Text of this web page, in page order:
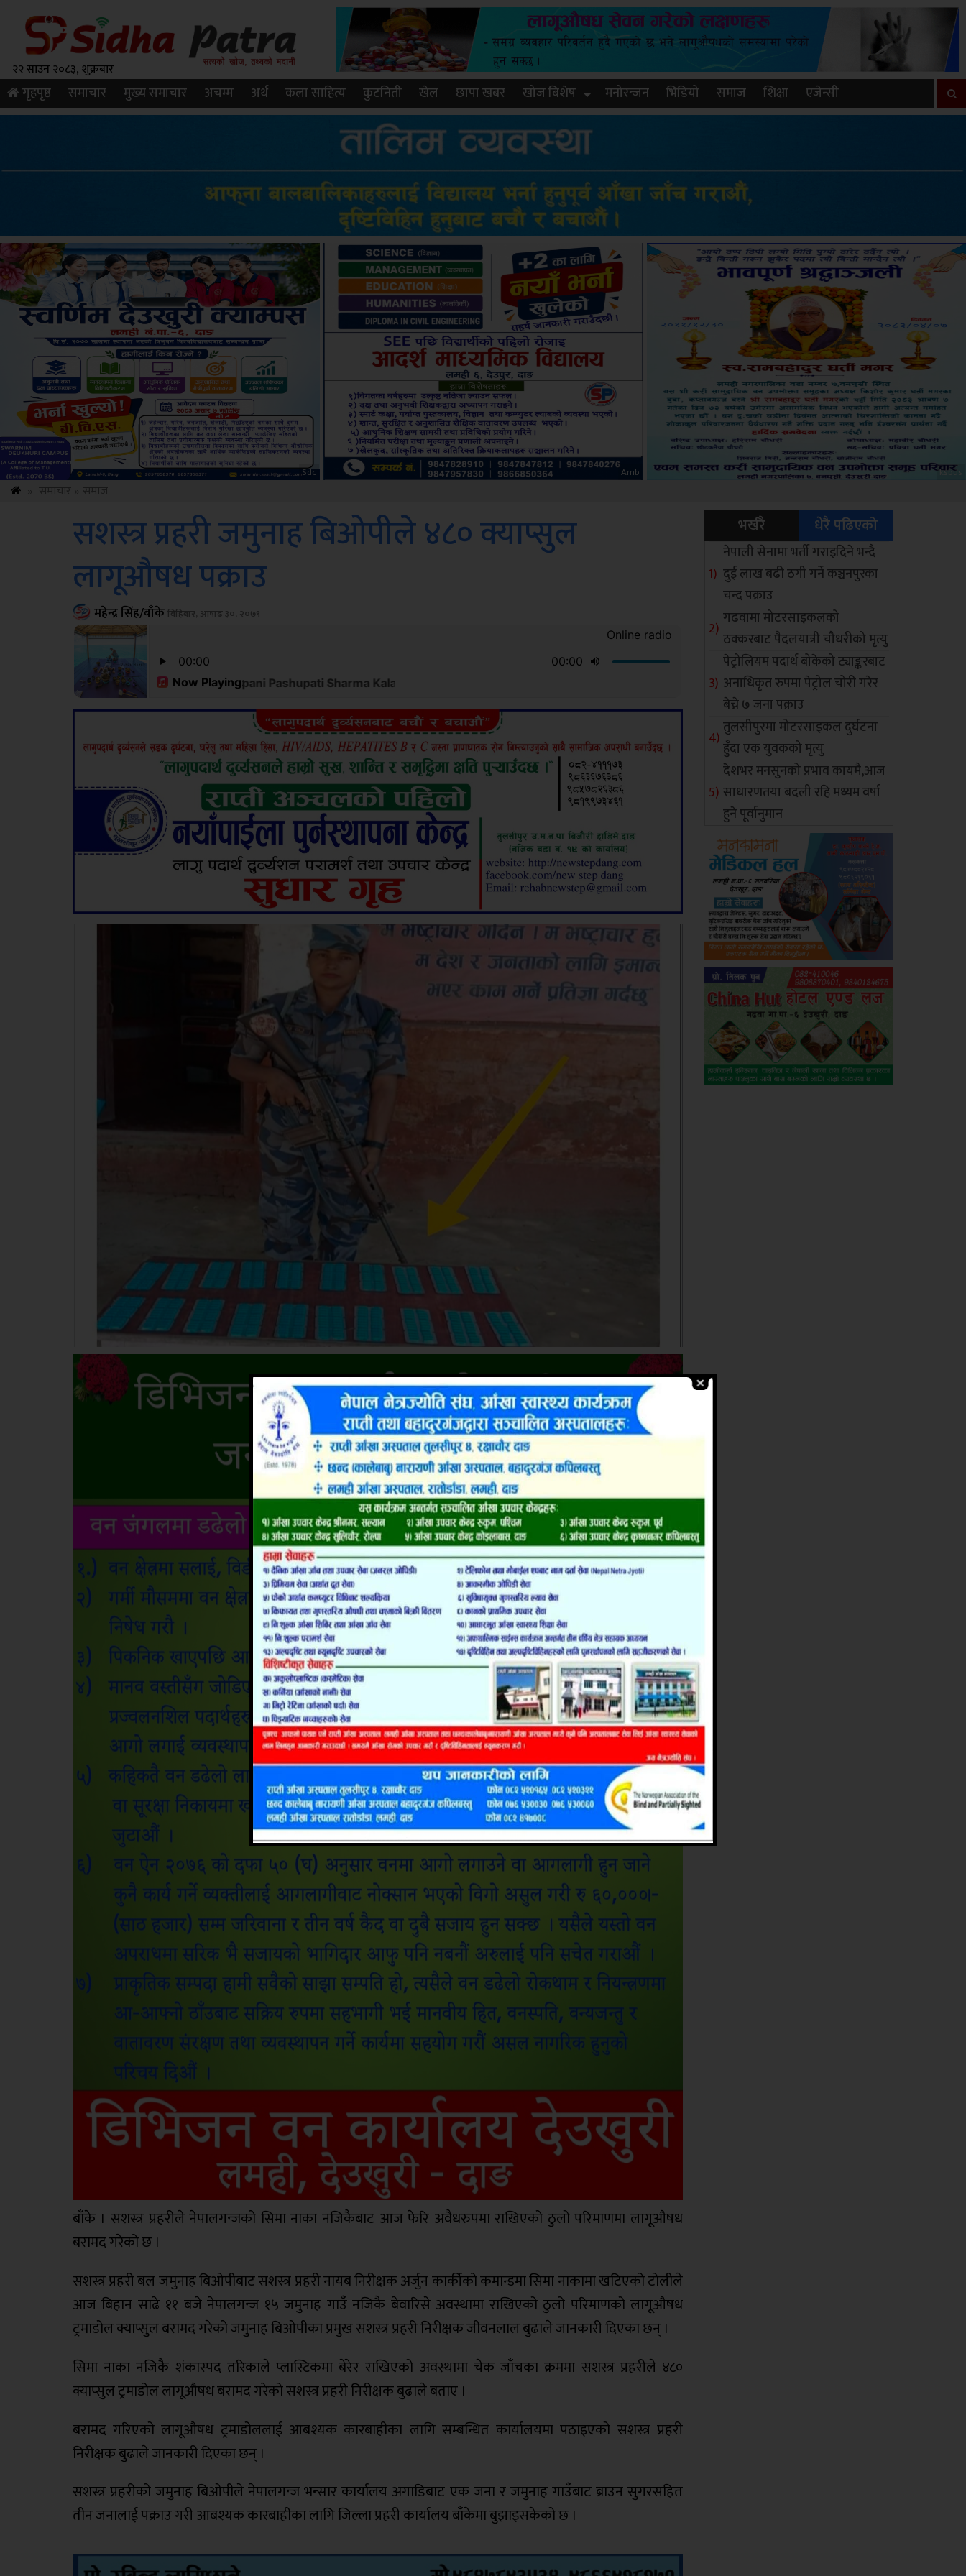
२२ साउन २०८३, शुक्रबार
गृहपृष्ठ समाचार मुख्य समाचार अचम्म अर्थ कला साहित्य कुटनिती खेल छापा खबर खोज बिशेष मनोरन्जन भिडियो समाज शिक्षा एजेन्सी
Amb ksbus Sdc
सशस्त्र प्रहरी जमुनाह बिओपीले ४८० क्याप्सुल
लागूऔषध पक्राउ
महेन्द्र सिंह/बाँकेबिहिबार, आषाढ ३०, २०७९
बाँके । सशस्त्र प्रहरीले नेपालगन्जको सिमा नाका नजिकैबाट आज फेरि अवैधरुपमा राखिएको ठुलो परिमाणमा लागूऔषध
बरामद गरेको छ ।
सशस्त्र प्रहरी बल जमुनाह बिओपीबाट सशस्त्र प्रहरी नायब निरीक्षक अर्जुन कार्कीको कमान्डमा सिमा नाकामा खटिएको टोलीले
आज बिहान साढे ११ बजे नेपालगन्ज १५ जमुनाह गाउँ नजिकै बेवारिसे अवस्थामा राखिएको ठुलो परिमाणको लागूऔषध
ट्रमाडोल क्याप्सुल बरामद गरेको जमुनाह बिओपीका प्रमुख सशस्त्र प्रहरी निरीक्षक जीवनलाल बुढाले जानकारी दिएका छन् ।
सिमा नाका नजिकै शंकास्पद तरिकाले प्लास्टिकमा बेरेर राखिएको अवस्थामा चेक जाँचका क्रममा सशस्त्र प्रहरीले ४८०
क्याप्सुल ट्रमाडोल लागूऔषध बरामद गरेको सशस्त्र प्रहरी निरीक्षक बुढाले बताए ।
बरामद गरिएको लागूऔषध ट्रमाडोललाई आबश्यक कारबाहीका लागि सम्बन्धित कार्यालयमा पठाइएको सशस्त्र प्रहरी
निरीक्षक बुढाले जानकारी दिएका छन् ।
सशस्त्र प्रहरीको जमुनाह बिओपीले नेपालगन्ज भन्सार कार्यालय अगाडिबाट एक जना र जमुनाह गाउँबाट ब्राउन सुगरसहित
तीन जनालाई पक्राउ गरी आबश्यक कारबाहीका लागि जिल्ला प्रहरी कार्यालय बाँकेमा बुझाइसकेको छ ।
भर्खरै धेरै पढिएको
नेपाली सेनामा भर्ती गराइदिने भन्दै
दुई लाख बढी ठगी गर्ने कञ्चनपुरका
चन्द पक्राउ
गढवामा मोटरसाइकलको
ठक्करबाट पैदलयात्री चौधरीको मृत्यु
पेट्रोलियम पदार्थ बोकेको ट्याङ्करबाट
अनाधिकृत रुपमा पेट्रोल चोरी गरेर
बेच्ने ७ जना पक्राउ
तुलसीपुरमा मोटरसाइकल दुर्घटना
हुँदा एक युवकको मृत्यु
देशभर मनसुनको प्रभाव कायमै,आज
साधारणतया बदली रहि मध्यम वर्षा
हुने पूर्वानुमान